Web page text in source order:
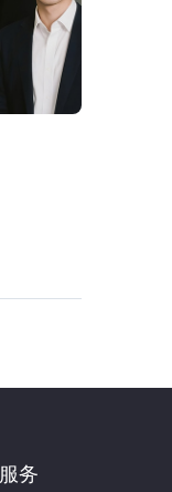
服务